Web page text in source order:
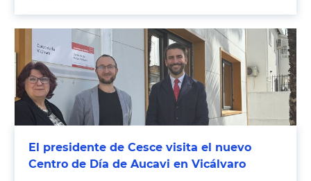
El presidente de Cesce visita el nuevo
Centro de Día de Aucavi en Vicálvaro